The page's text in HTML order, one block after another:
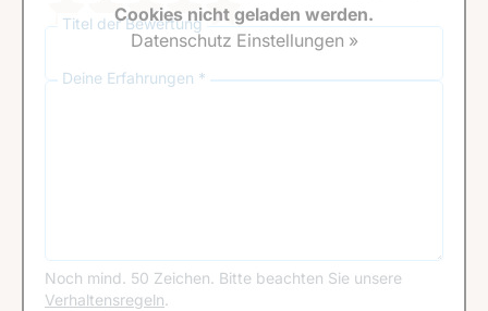
Titel der Bewertung
Deine Erfahrungen *
Noch mind. 50 Zeichen. Bitte beachten Sie unsere
Verhaltensregeln.
Cookies nicht geladen werden.
Datenschutz Einstellungen »